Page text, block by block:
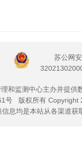
苏公网
和监测中心主办并提
号 版权所有 Copyright
信息均是本站从各渠道